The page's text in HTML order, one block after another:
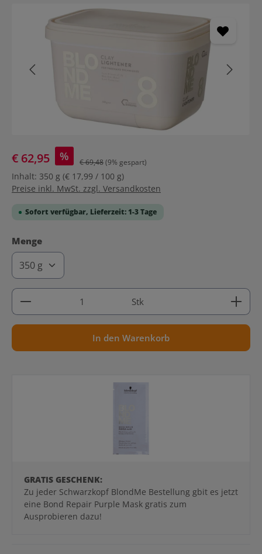
Bildergalerie überspringen
€ 62,95 % € 69,48(9% gespart)
Inhalt: 350 g (€ 17,99 / 100 g)
Preise inkl. MwSt. zzgl. Versandkosten
Sofort verfügbar, Lieferzeit: 1-3 Tage
Mengeauswählen
Produkt Anzahl: Gib den gewünschten Wert ein
Stk
In den Warenkorb
GRATIS GESCHENK:
Zu jeder Schwarzkopf BlondMe Bestellung gbit es jetzt
eine Bond Repair Purple Mask gratis zum
Ausprobieren dazu!